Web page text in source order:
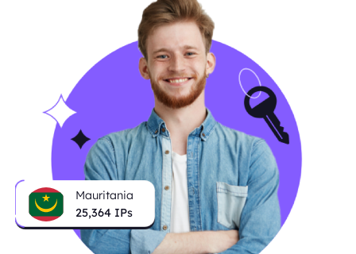
Mauritania
25,364 IPs